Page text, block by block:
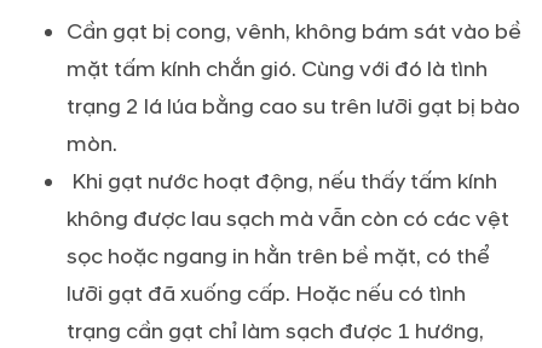
Cần gạt bị cong, vênh, không bám sát vào bề
mặt tấm kính chắn gió. Cùng với đó là tình
trạng 2 lá lúa bằng cao su trên lưỡi gạt bị bào
mòn.
Khi gạt nước hoạt động, nếu thấy tấm kính
không được lau sạch mà vẫn còn có các vệt
sọc hoặc ngang in hằn trên bề mặt, có thể
lưỡi gạt đã xuống cấp. Hoặc nếu có tình
trạng cần gạt chỉ làm sạch được 1 hướng,